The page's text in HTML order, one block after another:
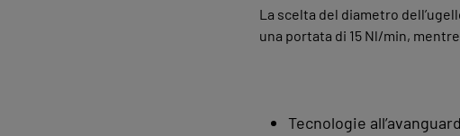
La scelta del diametro
una portata di 15 Nl/min,
Tecnologie